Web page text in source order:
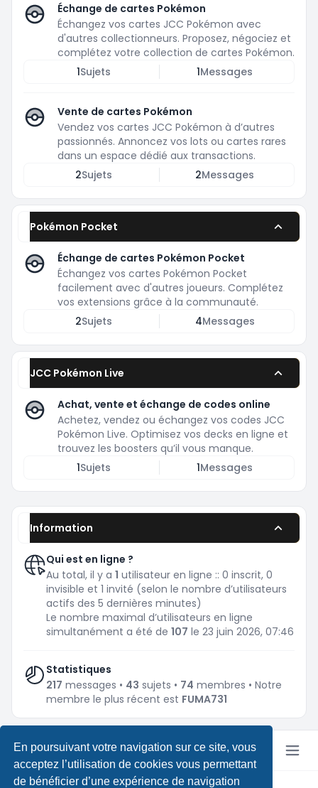
En poursuivant votre navigation sur ce site, vous
acceptez l’utilisation de cookies vous permettant
de bénéficier d’une expérience de navigation
Échange de cartes Pokémon
Échangez vos cartes JCC Pokémon avec
d'autres collectionneurs. Proposez, négociez et
complétez votre collection de cartes Pokémon.
1Sujets 1Messages
Vente de cartes Pokémon
Vendez vos cartes JCC Pokémon à d’autres
passionnés. Annoncez vos lots ou cartes rares
dans un espace dédié aux transactions.
2Sujets 2Messages
Pokémon Pocket
Échange de cartes Pokémon Pocket
Échangez vos cartes Pokémon Pocket
facilement avec d'autres joueurs. Complétez
vos extensions grâce à la communauté.
2Sujets 4Messages
JCC Pokémon Live
Achat, vente et échange de codes online
Achetez, vendez ou échangez vos codes JCC
Pokémon Live. Optimisez vos decks en ligne et
trouvez les boosters qu’il vous manque.
1Sujets 1Messages
Information
Qui est en ligne ?
Au total, il y a 1 utilisateur en ligne :: 0 inscrit, 0
invisible et 1 invité (selon le nombre d’utilisateurs
actifs des 5 dernières minutes)
Le nombre maximal d’utilisateurs en ligne
simultanément a été de 107 le 23 juin 2026, 07:46
Statistiques
217 messages • 43 sujets • 74 membres • Notre
membre le plus récent est FUMA731